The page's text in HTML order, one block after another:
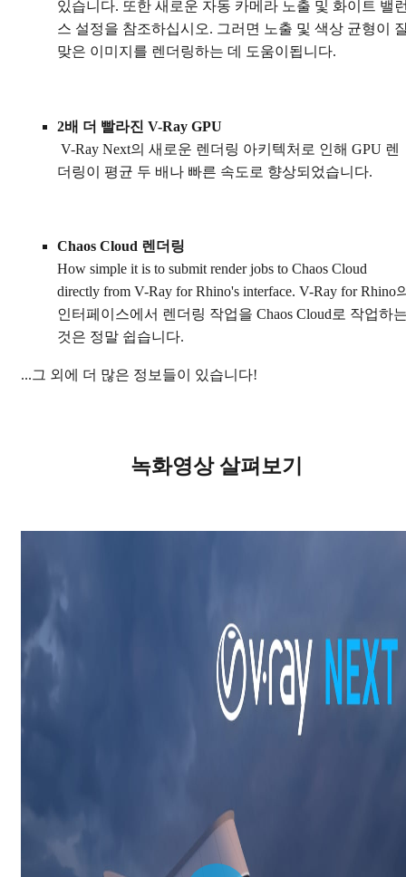
있습니다. 또한 새로운 자동 카메라 노출 및 화이트 밸
스 설정을 참조하십시오. 그러면 노출 및 색상 균형이
맞은 이미지를 렌더링하는 데 도움이됩니다.
2배 더 빨라진 V-Ray GPU
V-Ray Next의 새로운 렌더링 아키텍처로 인해 GPU 렌
더링이 평균 두 배나 빠른 속도로 향상되었습니다.
Chaos Cloud 렌더링
How simple it is to submit render jobs to Chaos Cloud
directly from V-Ray for Rhino's interface. V-Ray for Rhino
인터페이스에서 렌더링 작업을 Chaos Cloud로 작업하
것은 정말 쉽습니다.
...그 외에 더 많은 정보들이 있습니다!
녹화영상 살펴보기